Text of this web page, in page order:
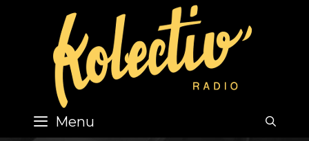
content
Menu